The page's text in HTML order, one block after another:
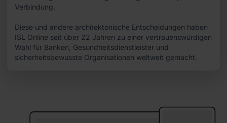
Verbindung.
Diese und andere architektonische Entscheidungen haben
ISL Online seit über 22 Jahren zu einer vertrauenswürdigen
Wahl für Banken, Gesundheitsdienstleister und
sicherheitsbewusste Organisationen weltweit gemacht.